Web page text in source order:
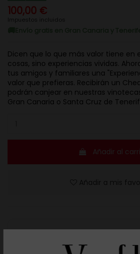
100,00 €
Impuestos incluidos
Dicen que lo que más valor tiene en
cosas, sino experiencias vividas.
tus amigos y familiares una
valor que prefieras. Recibirán un
podrán canjear en nuestras
Gran Canaria o Santa Cruz de
Añadir al
Resuelve tus dudas